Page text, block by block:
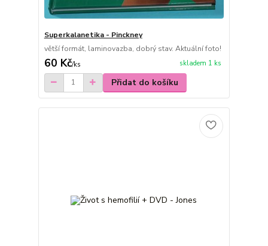
Superkalanetika - Pinckney
větší formát, laminovazba, dobrý stav. Aktuální foto!
60 Kč/ks skladem 1 ks
Přidat do košíku